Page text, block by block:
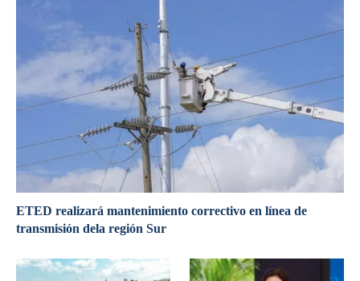
ETED realizará mantenimiento correctivo en línea de
transmisión dela región Sur